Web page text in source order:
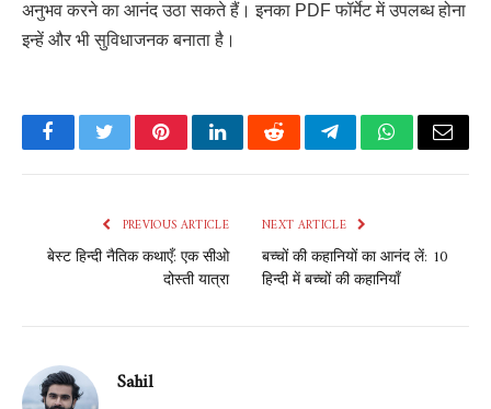
अनुभव करने का आनंद उठा सकते हैं। इनका PDF फॉर्मेट में उपलब्ध होना
इन्हें और भी सुविधाजनक बनाता है।
FacebookTwitterPinterestLinkedInRedditTelegramWhatsApp
Email
PREVIOUS ARTICLE
बेस्ट हिन्दी नैतिक कथाएँ: एक सीओ
दोस्ती यात्रा
NEXT ARTICLE
बच्चों की कहानियों का आनंद लें: 10
हिन्दी में बच्चों की कहानियाँ
Sahil